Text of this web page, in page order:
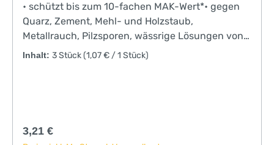
• schützt bis zum 10-fachen MAK-Wert*• gegen
Quarz, Zement, Mehl- und Holzstaub,
Metallrauch, Pilzsporen, wässrige Lösungen von
Pflanzenschutzmitteln• Ausatemventil verringert
Inhalt: 3 Stück(1,07 € / 1 Stück)
Regulärer Preis:
3,21 €